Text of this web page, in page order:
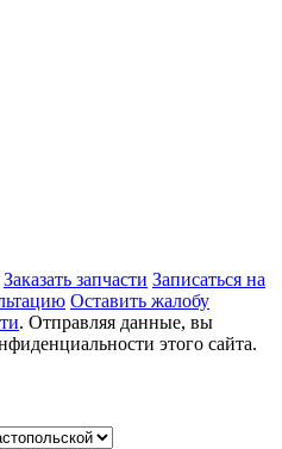
Заказать запчасти Записаться на
Оставить жалобу
. Отправляя данные, вы
этого сайта.